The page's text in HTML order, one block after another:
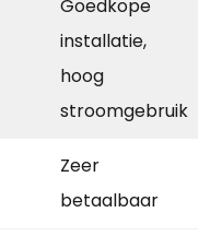
Goedkope
installatie,
hoog
stroomgebruik
Zeer
betaalbaar